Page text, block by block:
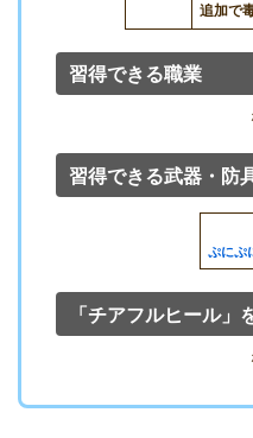
追加で
習得できる職業
習得できる武器・防
ぷにぷ
「チアフルヒール」